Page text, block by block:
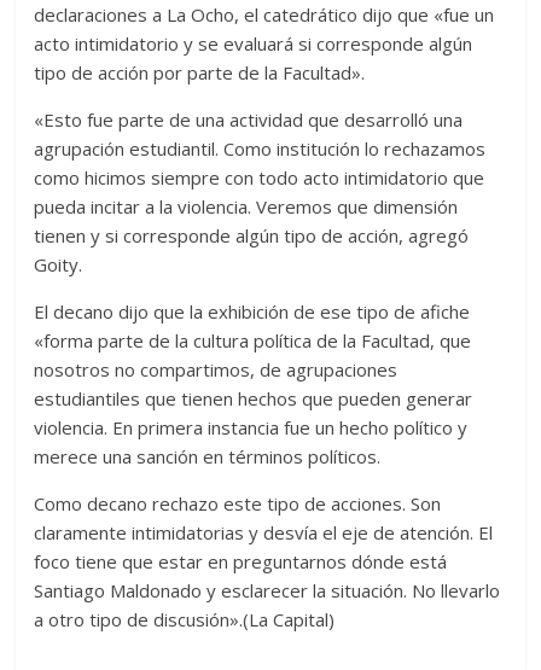
declaraciones a La Ocho, el catedrático dijo que «fue un
acto intimidatorio y se evaluará si corresponde algún
tipo de acción por parte de la Facultad».
«Esto fue parte de una actividad que desarrolló una
agrupación estudiantil. Como institución lo rechazamos
como hicimos siempre con todo acto intimidatorio que
pueda incitar a la violencia. Veremos que dimensión
tienen y si corresponde algún tipo de acción, agregó
Goity.
El decano dijo que la exhibición de ese tipo de afiche
«forma parte de la cultura política de la Facultad, que
nosotros no compartimos, de agrupaciones
estudiantiles que tienen hechos que pueden generar
violencia. En primera instancia fue un hecho político y
merece una sanción en términos políticos.
Como decano rechazo este tipo de acciones. Son
claramente intimidatorias y desvía el eje de atención. El
foco tiene que estar en preguntarnos dónde está
Santiago Maldonado y esclarecer la situación. No llevarlo
a otro tipo de discusión».(La Capital)